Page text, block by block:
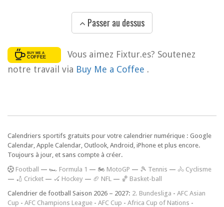
Passer au dessus
Vous aimez Fixtur.es? Soutenez
notre travail via Buy Me a Coffee .
Calendriers sportifs gratuits pour votre calendrier numérique : Google
Calendar, Apple Calendar, Outlook, Android, iPhone et plus encore.
Toujours à jour, et sans compte à créer.
Football — 🏎️ Formula 1 — 🏍 MotoGP — 🎾 Tennis — 🚴 Cyclisme
— 🏏 Cricket — 🏑 Hockey — 🏈 NFL — 🏀 Basket-ball
Calendrier de football Saison 2026 – 2027: 2. Bundesliga - AFC Asian
Cup - AFC Champions League - AFC Cup - Africa Cup of Nations -